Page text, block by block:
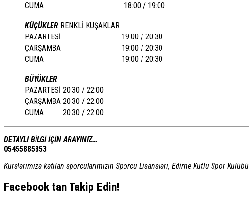
CUMA
18:00 / 19:00
KÜÇÜKLER RENKLİ KUŞAKLAR
PAZARTESİ
19:00 / 20:30
ÇARŞAMBA
19:00 / 20:30
CUMA
19:00 / 20:30
BÜYÜKLER
PAZARTESİ 20:30 / 22:00
ÇARŞAMBA 20:30 / 22:00
CUMA
20:30 / 22:00
DETAYLI BİLGİ İÇİN ARAYINIZ…
05455885853
Kurslarımıza katılan sporcularımızın Sporcu Lisansları, Edirne Kutlu Spor Kulübü
Facebook tan Takip Edin!